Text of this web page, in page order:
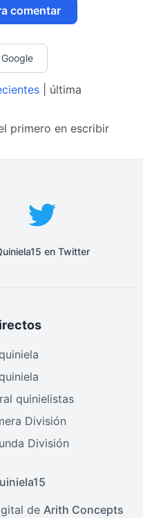
comentar
| última
primero en escribir
en Twitter
quinielistas
División
División
de Arith Concepts